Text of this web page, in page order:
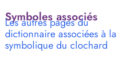
Symboles associés
Les autres pages du
dictionnaire associées à la
symbolique du clochard